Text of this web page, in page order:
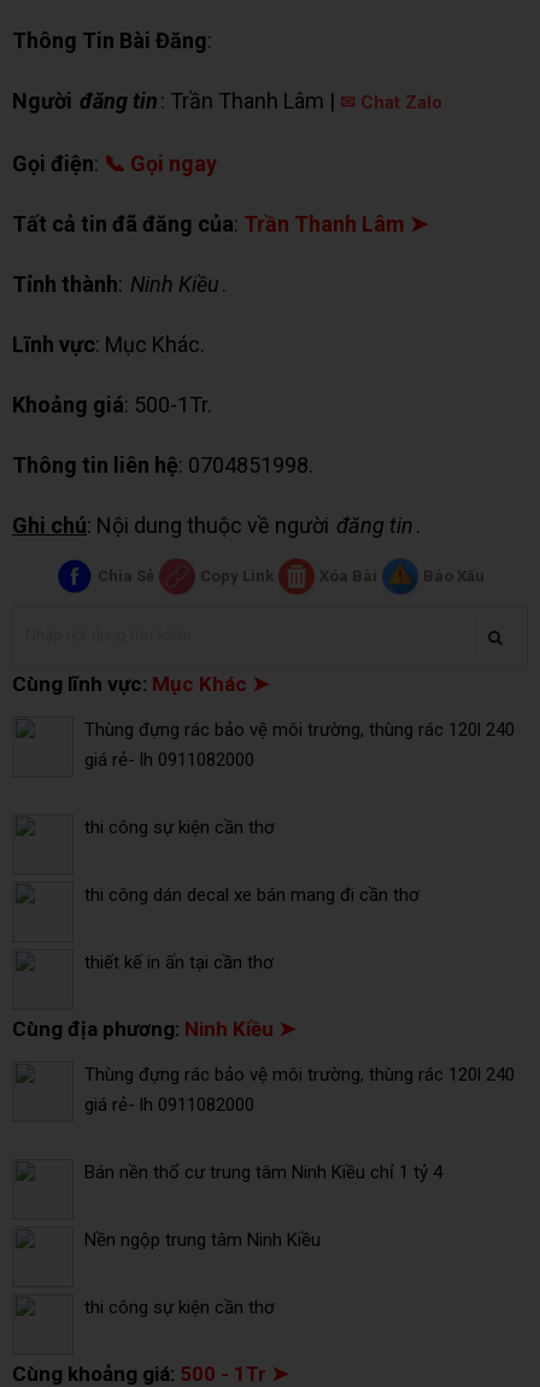
Thông Tin Bài Đăng:
Người đăng tin: Trần Thanh Lâm | ✉ Chat Zalo
Gọi điện: 📞 Gọi ngay
Tất cả tin đã đăng của: Trần Thanh Lâm ➤
Tỉnh thành: Ninh Kiều.
Lĩnh vực: Mục Khác.
Khoảng giá: 500-1Tr.
Thông tin liên hệ: 0704851998.
Ghi chú: Nội dung thuộc về người đăng tin.
Chia Sẻ Copy Link Xóa Bài Báo Xấu
Cùng lĩnh vực: Mục Khác ➤
Thùng đựng rác bảo vệ môi trường, thùng rác 120l 240
giá rẻ- lh 0911082000
thi công sự kiện cần thơ
thi công dán decal xe bán mang đi cần thơ
thiết kế in ấn tại cần thơ
Cùng địa phương: Ninh Kiều ➤
Thùng đựng rác bảo vệ môi trường, thùng rác 120l 240
giá rẻ- lh 0911082000
Bán nền thổ cư trung tâm Ninh Kiều chỉ 1 tỷ 4
Nền ngộp trung tâm Ninh Kiều
thi công sự kiện cần thơ
Cùng khoảng giá: 500 - 1Tr ➤